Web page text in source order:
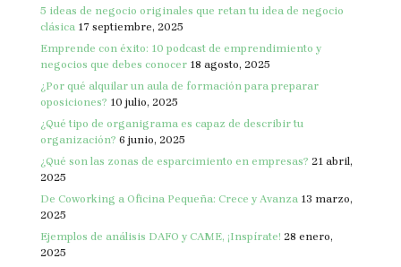
5 ideas de negocio originales que retan tu idea de negocio
clásica 17 septiembre, 2025
Emprende con éxito: 10 podcast de emprendimiento y
negocios que debes conocer 18 agosto, 2025
¿Por qué alquilar un aula de formación para preparar
oposiciones? 10 julio, 2025
¿Qué tipo de organigrama es capaz de describir tu
organización? 6 junio, 2025
¿Qué son las zonas de esparcimiento en empresas? 21 abril,
2025
De Coworking a Oficina Pequeña: Crece y Avanza 13 marzo,
2025
Ejemplos de análisis DAFO y CAME, ¡Inspírate! 28 enero,
2025